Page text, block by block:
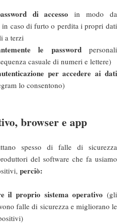
di accesso in modo da
in caso di furto o perdita i propri dati
a terzi
le passwordpersonali
casuale di numeri e lettere)
per accedere ai dati
lo consentono)
browser e app
spesso di falle di sicurezza
del software che fa usiamo
perciò:
il proprio sistema operativo (gli
falle di sicurezza e migliorano le